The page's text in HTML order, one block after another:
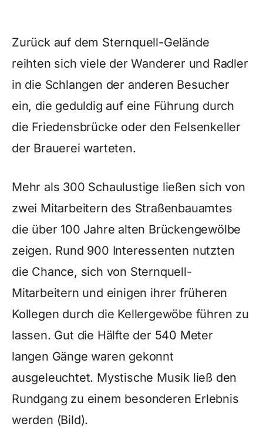
Zurück auf dem Sternquell-Gelände
reihten sich viele der Wanderer und Radler
in die Schlangen der anderen Besucher
ein, die geduldig auf eine Führung durch
die Friedensbrücke oder den Felsenkeller
der Brauerei warteten.
Mehr als 300 Schaulustige ließen sich von
zwei Mitarbeitern des Straßenbauamtes
die über 100 Jahre alten Brückengewölbe
zeigen. Rund 900 Interessenten nutzten
die Chance, sich von Sternquell-
Mitarbeitern und einigen ihrer früheren
Kollegen durch die Kellergewöbe führen zu
lassen. Gut die Hälfte der 540 Meter
langen Gänge waren gekonnt
ausgeleuchtet. Mystische Musik ließ den
Rundgang zu einem besonderen Erlebnis
werden (Bild).